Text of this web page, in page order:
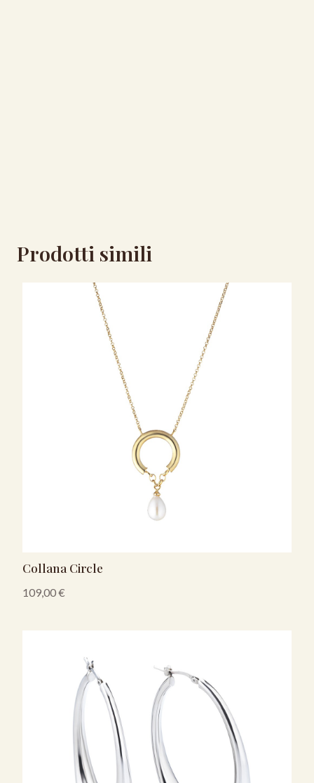
Prodotti simili
Collana Circle
109,00€